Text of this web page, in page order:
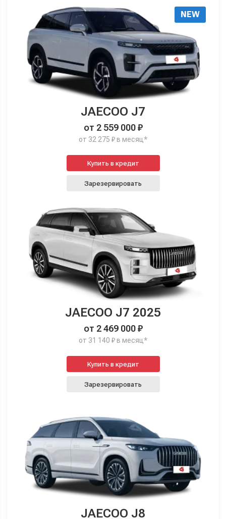
NEW
JAECOO J7
от 2 559 000 ₽
от 32 275 ₽ в месяц*
Купить в кредит
Зарезервировать
JAECOO J7 2025
от 2 469 000 ₽
от 31 140 ₽ в месяц*
Купить в кредит
Зарезервировать
JAECOO J8